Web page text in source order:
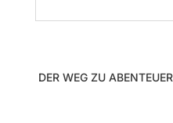
DER WEG ZU